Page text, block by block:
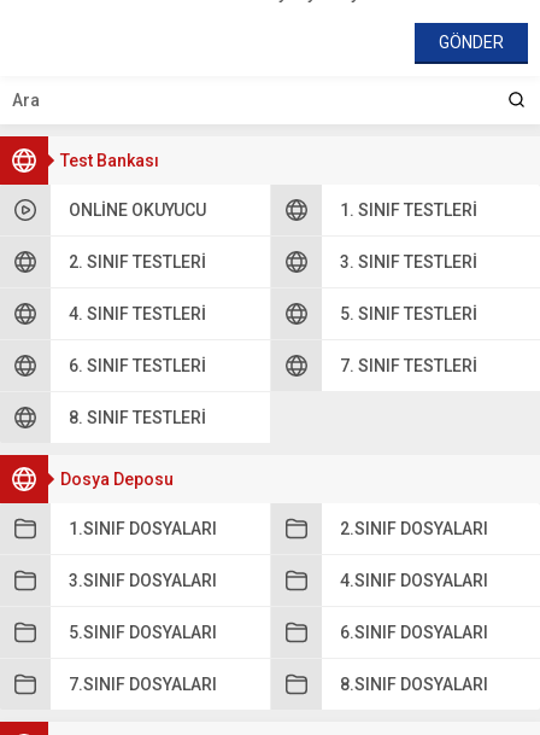
Test Bankası
ONLINE OKUYUCU 1. SINIF TESTLERI
2. SINIF TESTLERI 3. SINIF TESTLERI
4. SINIF TESTLERI 5. SINIF TESTLERI
6. SINIF TESTLERI 7. SINIF TESTLERI
8. SINIF TESTLERI
Dosya Deposu
1.SINIF DOSYALARI 2.SINIF DOSYALARI
3.SINIF DOSYALARI 4.SINIF DOSYALARI
5.SINIF DOSYALARI 6.SINIF DOSYALARI
7.SINIF DOSYALARI 8.SINIF DOSYALARI